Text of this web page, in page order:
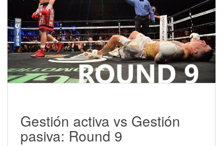
Gestión activa vs Gestión
pasiva: Round 9